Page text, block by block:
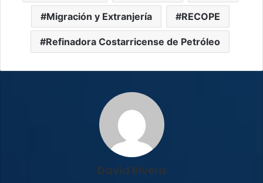
Migración y Extranjería RECOPE
Refinadora Costarricense de Petróleo
David Rivera